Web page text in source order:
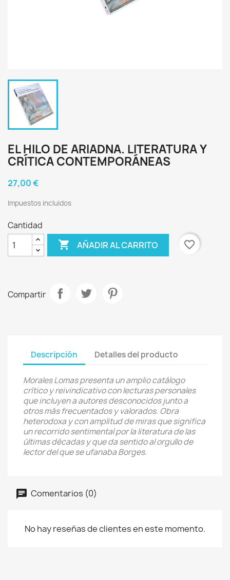
EL HILO DE ARIADNA. LITERATURA Y
CRÍTICA CONTEMPORÁNEAS
27,00 €
Impuestos incluidos
Cantidad
 AÑADIR AL CARRITO favorite_border
Compartir
Descripción Detalles del producto
Morales Lomas presenta un amplio catálogo
crítico y reivindicativo con lecturas personales
que incluyen a autores desconocidos junto a
otros más frecuentados y valorados. Obra
heterodoxa y con amplitud de miras que significa
un recorrido sentimental por la literatura de las
últimas décadas y que da sentido al orgullo de
lector del que se ufanaba Borges.
Comentarios (0)
No hay reseñas de clientes en este momento.